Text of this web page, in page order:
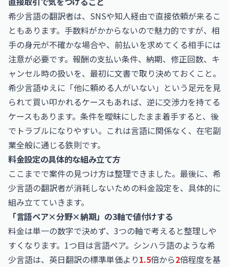
希少言語の翻訳者は、SNSや知人経由で直接依頼が来るこ
ともあります。手数料がかからないので魅力的ですが、相
手の身元が不確かな場合や、前払いを求めてくる相手には
注意が必要です。報酬の支払い条件、納期、修正回数、キ
ャンセル時の扱いを、最初に文書で取り決めておくこと。
希少言語ゆえに「他に頼める人がいない」という足元を見
られて買い叩かれるケースもあれば、逆に交渉力を持てる
ケースもあります。条件を曖昧にしたまま着手すると、後
でトラブルになりやすい。これは言語に関係なく、在宅副
業全般に通じる鉄則です。
料金設定の具体的な組み立て方
ここまでで案件の見つけ方は整理できました。最後に、希
少言語の翻訳者が消耗しないための料金設定を、具体的に
組み立てていきます。
「言語ペア×分野×納期」の3軸で値付けする
料金は単一の数字で決めず、3つの軸で考えると整理しや
すくなります。1つ目は言語ペア。シンハラ語のような希
少言語は、英日翻訳の標準単価より1.5倍から2倍程度を基